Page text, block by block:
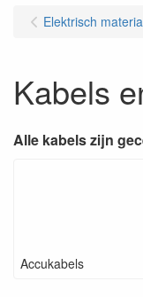
Elektrisch
Kabels
Alle kabels zijn
Accukabels